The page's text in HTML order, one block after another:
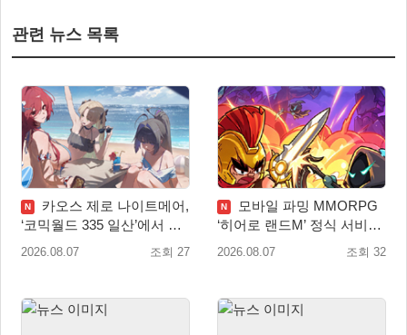
관련 뉴스 목록
N
카오스 제로 나이트메어,
‘코믹월드 335 일산’에서 이
용자 소통 예고
2026.08.07 조회 27
N
모바일 파밍 MMORPG
‘히어로 랜드M’ 정식 서비스
돌입
2026.08.07 조회 32